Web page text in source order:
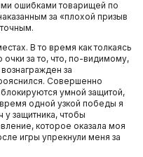
ошибками товарищей по
за «плохой призыв
В то время как толкаясь
за то, что, по-видимому,
за
Совершенно
умной защитой,
одной узкой победы я
защитника, чтобы
которое оказала моя
игры упрекнули меня за